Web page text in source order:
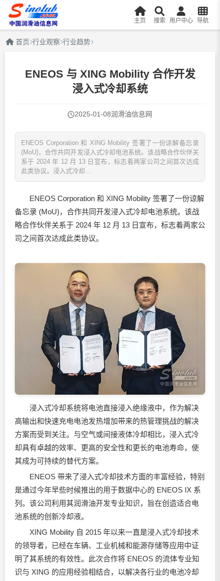
主页 搜索 用户中心 导航
首页 行业观察 行业趋势
ENEOS 与 XING Mobility 合作开发
浸入式冷却系统
2025-01-08润滑油信息网
ENEOS Corporation 和 XING Mobility 签署了一份谅解备忘录
(MoU)，合作共同开发浸入式冷却电池系统。该战略合作伙伴关
系于 2024 年 12 月 13 日宣布，标志着两家公司之间首次达成
此类协议。浸入式冷却...
ENEOS Corporation 和 XING Mobility 签署了一份谅解
备忘录 (MoU)，合作共同开发浸入式冷却电池系统。该战
略合作伙伴关系于 2024 年 12 月 13 日宣布，标志着两家公
司之间首次达成此类协议。
浸入式冷却系统将电池直接浸入绝缘液中，作为解决
高输出和快速充电电池发热增加带来的热管理挑战的解决
方案而受到关注。与空气或间接液体冷却相比，浸入式冷
却具有卓越的效率、更高的安全性和更长的电池寿命，使
其成为可持续的替代方案。
ENEOS 带来了浸入式冷却技术方面的丰富经验，特别
是通过今年早些时候推出的用于数据中心的 ENEOS IX 系
列。该公司利用其润滑油开发专业知识，旨在创造适合电
池系统的创新冷却液。
XING Mobility 自 2015 年以来一直是浸入式冷却技术
的领导者，已经在车辆、工业机械和能源存储等应用中证
明了其系统的有效性。此次合作将 ENEOS 的流体专业知
识与 XING 的应用经验相结合，以解决各行业的电池冷却